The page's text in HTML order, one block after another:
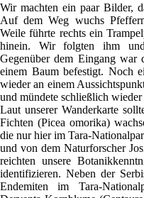
Wir machten ein paar Bilder,
Auf dem Weg wuchs
Weile führte rechts ein
hinein. Wir folgten ihm
Gegenüber dem Eingang war
einem Baum befestigt. Noch
wieder an einem
und mündete schließlich
Laut unserer Wanderkarte
Fichten (Picea omorika)
die nur hier im Tara-
und von dem Naturforscher
reichten unsere
identifizieren. Neben der
Endemiten im Tara-